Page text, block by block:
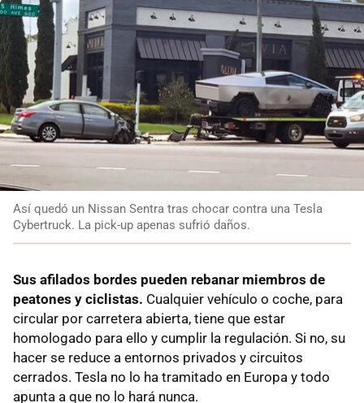
Así quedó un Nissan Sentra tras chocar contra una Tesla
Cybertruck. La pick-up apenas sufrió daños.
Sus afilados bordes pueden rebanar miembros de
peatones y ciclistas. Cualquier vehículo o coche, para
circular por carretera abierta, tiene que estar
homologado para ello y cumplir la regulación. Si no, su
hacer se reduce a entornos privados y circuitos
cerrados. Tesla no lo ha tramitado en Europa y todo
apunta a que no lo hará nunca.